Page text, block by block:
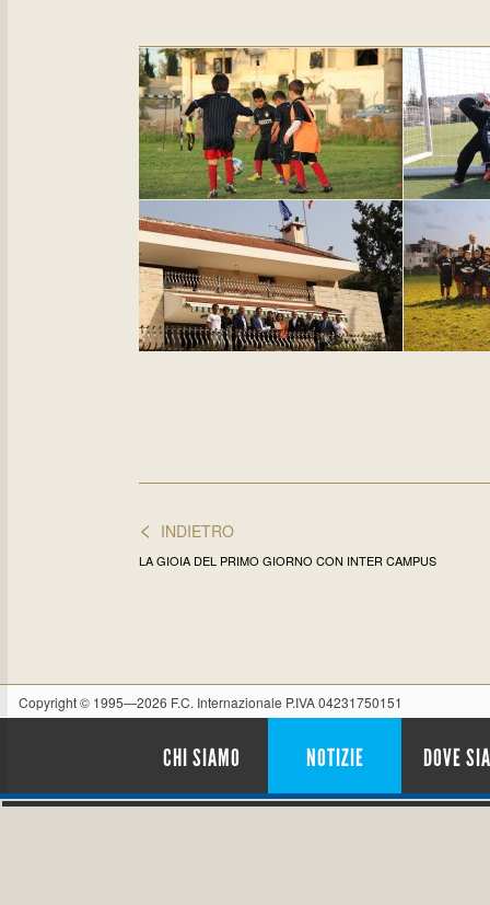
< INDIETRO
LA GIOIA DEL PRIMO GIORNO CON INTER CAMPUS
Copyright © 1995—2026 F.C. Internazionale P.IVA 04231750151
CHI SIAMO NOTIZIE DOVE